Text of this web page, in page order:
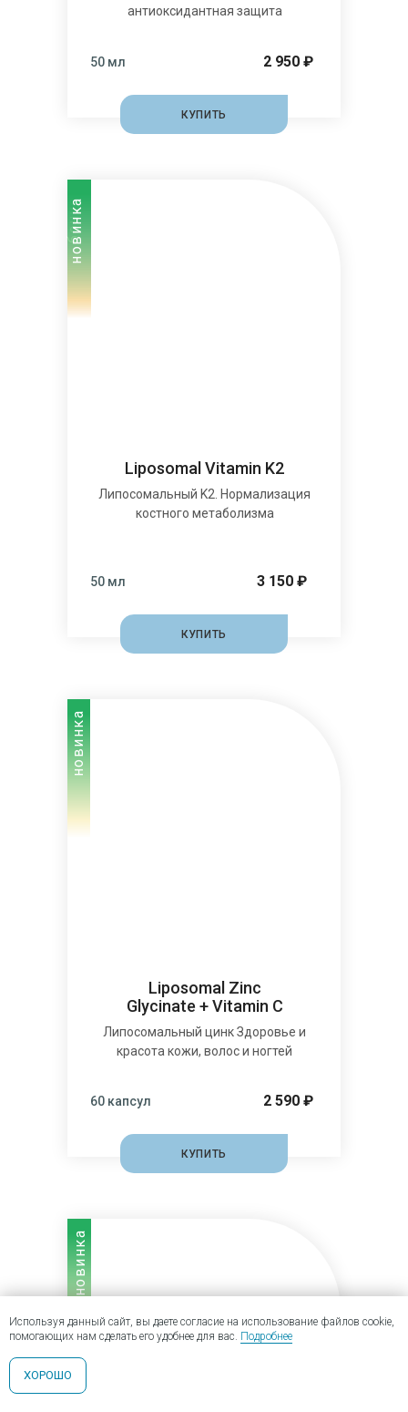
50 мл
антиоксидантная защита
КУПИТЬ
2 950 ₽
50 мл
Липосомальный K2. Нормализация
костного метаболизма
Liposomal Vitamin K2
КУПИТЬ
бонус
новинка
3 150 ₽
60 капсул
Липосомальный цинк Здоровье и
красота кожи, волос и ногтей
Liposomal Zinc
Glycinate + Vitamin C
КУПИТЬ
новинка
2 590 ₽
новинка
Используя данный сайт, вы даете согласие на использование файлов cookie,
помогающих нам сделать его удобнее для вас. Подробнее
ХОРОШО